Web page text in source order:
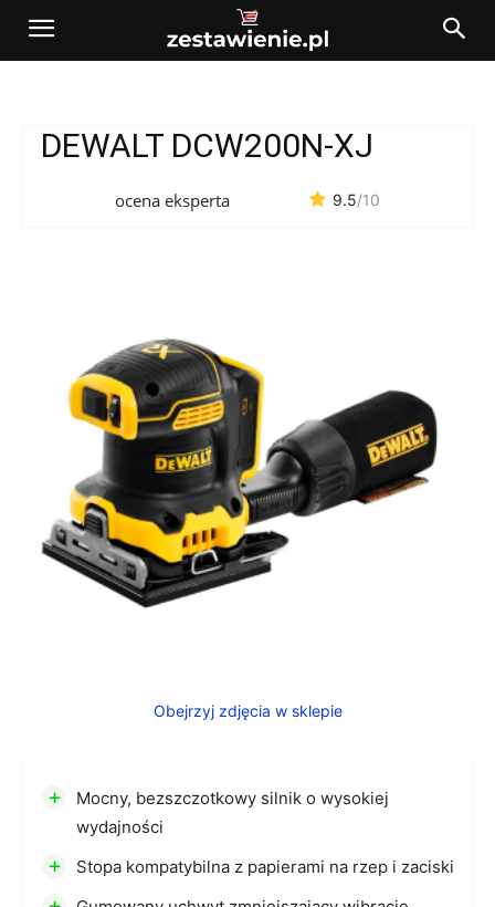
DEWALT DCW200N-XJ
ocena eksperta 9.5/10
Obejrzyj zdjęcia w sklepie
+
Mocny, bezszczotkowy silnik o wysokiej
wydajności
+ Stopa kompatybilna z papierami na rzep i zaciski